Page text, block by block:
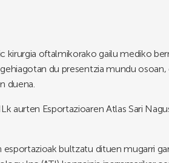
kirurgia oftalmikorako gailu mediko
du presentzia mundu
duena.
aurten Esportazioaren Atlas Sari
bultzatu dituen mugarri